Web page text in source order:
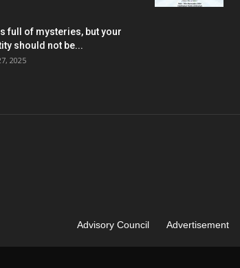
full of mysteries, but your
should not be...
2025
Advisory Council Advertisement